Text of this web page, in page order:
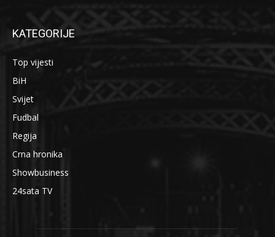
KATEGORIJE
Top vijesti
BiH
Svijet
Fudbal
Regija
Crna hronika
Showbusiness
24sata TV